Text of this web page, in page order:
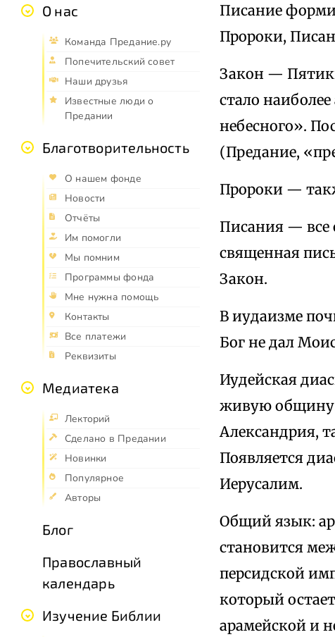
О нас
Команда Предание.ру
Попечительский совет
Наши друзья
Известные люди о
Предании
Благотворительность
О нашем фонде
Новости
Отчёты
Им помогли
Мы помним
Программы фонда
Мне нужна помощь
Контакты
Все платежи
Реквизиты
Медиатека
Лекторий
Сделано в Предании
Новинки
Популярное
Авторы
Блог
Православный
календарь
Изучение Библии
Писание
Пророки,
Закон —
стало
небесного».
(Предание,
Пророки —
Писания — все
священная
Закон.
В иудаизме
Бог не дал
Иудейская
живую общину.
Александрия,
Появляется
Иерусалим.
Общий язык:
становится
персидской
который
арамейской и